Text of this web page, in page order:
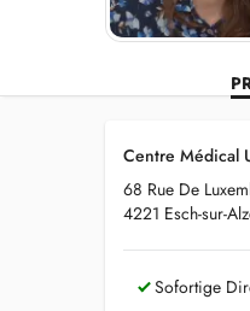
Centre Médical
68 Rue De
4221 Esch-sur-
Sofortige